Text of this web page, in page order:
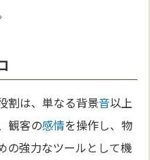
割は、単なる背景音以上
観客の感情を操作し、物
の強力なツールとして機